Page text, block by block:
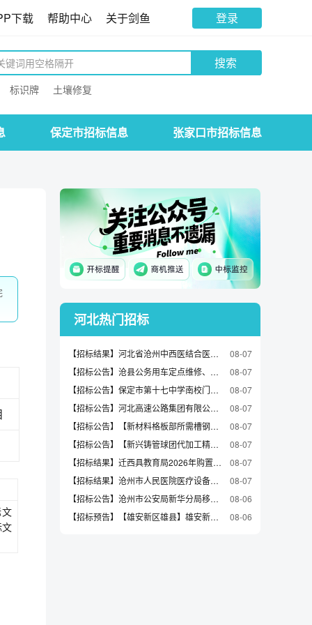
下载 帮助中心 关于剑鱼 登录
搜索
标识牌 土壤修复
保定市招标信息 张家口市招标信息
河北热门招标
【招标结果】河北省沧州中西医结合医院液氧供应服务项目中标公告
08-07
【招标公告】沧县公务用车定点维修、定点保险、定点加油项目采购招标公告
08-07
【招标公告】保定市第十七中学南校门及校园民国老校门复建工程招标公告
08-07
【招标公告】河北高速公路集团有限公司2026年机电养护工程施工（第一批）招标公告
08-07
【招标公告】【新材料格板部所需槽钢采购】采购公告
08-07
【招标公告】【新兴铸管球团代加工精粉采购0806】采购公告
08-07
【招标结果】迁西具教育局2026年购置第二幼儿园等园所玩教县项目（一）询价成交公告
08-07
【招标结果】沧州市人民医院医疗设备更新购置项目（一）03包、04包中标公告（三次）
08-07
【招标公告】沧州市公安局新华分局移动警务终端服务采购项目（三次）招标公告
08-06
【招标预告】【雄安新区雄县】雄安新区雄县组团供水设施更新改造工程（二期）监理预公示（含招标文件）
08-06